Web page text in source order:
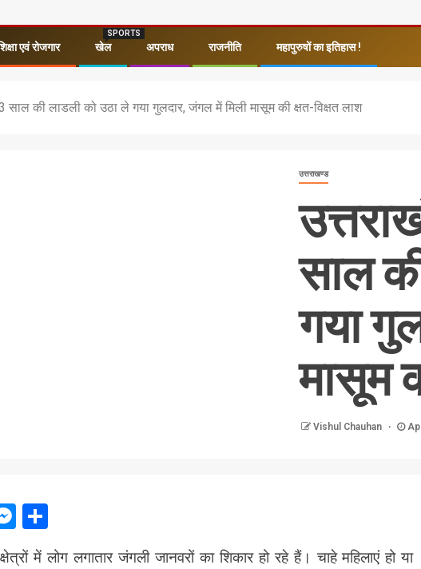
एवं रोजगार खेल
SPORTS
अपराध राजनीति महापुरुषों का इतिहास !
साल की लाडली को उठा ले गया गुलदार, जंगल में मिली मासूम की क्षत-विक्षत लाश
उत्तराखण्ड
साल
गया
मासूम
Vishul Chauhan
Messenger
Share
में लोग लगातार जंगली जानवरों का शिकार हो रहे हैं। चाहे महिलाएं हो या